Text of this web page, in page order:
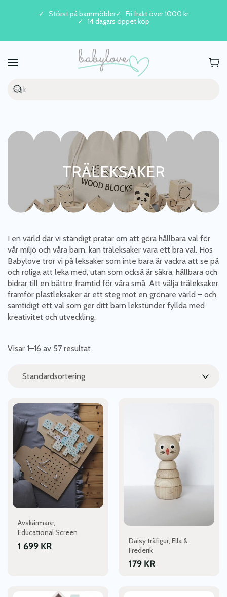
Skip to main content
Störst på barnmöbler
Fri frakt över 1000 kr
14 dagars öppet köp
TRÄLEKSAKER
I en värld där vi ständigt pratar om att göra hållbara val för
vår miljö och våra barn, kan träleksaker vara ett bra val. Hos
Babylove tror vi på leksaker som inte bara är vackra att se på
och roliga att leka med, utan som också är säkra, hållbara och
bidrar till en bättre framtid för våra små. Att välja träleksaker
framför plastleksaker är ett steg mot en grönare värld – och
samtidigt ett val som ger ditt barn lekstunder fyllda med
kreativitet och utveckling.
Visar 1–16 av 57 resultat
Avskärmare,
Educational Screen
1 699 KR
Daisy träfigur, Ella &
Frederik
179 KR